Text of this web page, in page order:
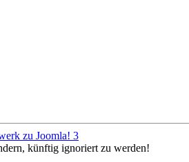
zu Joomla! 3
künftig ignoriert zu werden!